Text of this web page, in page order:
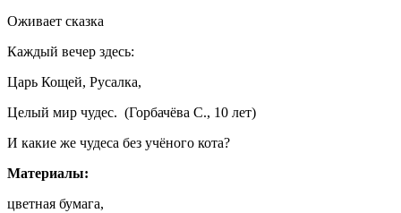
Оживает сказка
Каждый вечер здесь:
Царь Кощей, Русалка,
Целый мир чудес. (Горбачёва С., 10 лет)
И какие же чудеса без учёного кота?
Материалы:
цветная бумага,